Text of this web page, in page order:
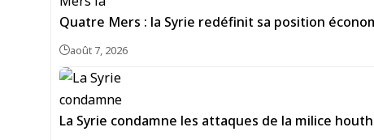
Quatre Mers : la Syrie redéfinit sa position
août 7, 2026
La Syrie condamne les attaques de la milice